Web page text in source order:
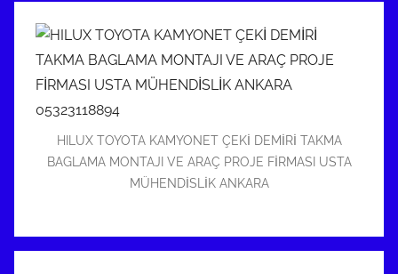
HILUX TOYOTA KAMYONET ÇEKİ DEMİRİ TAKMA
BAGLAMA MONTAJI VE ARAÇ PROJE FİRMASI USTA
MÜHENDİSLİK ANKARA